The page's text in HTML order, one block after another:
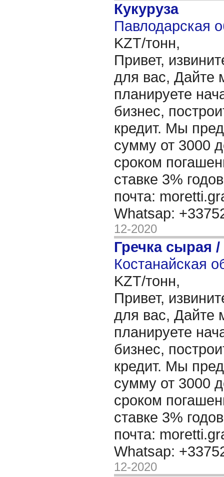
Кукуруза
Павлодарская
KZT/тонн,
Привет,
для вас, Дайте
планируете
бизнес,
кредит. Мы
сумму от 3000
сроком
ставке 3%
почта:
Whatsap:
12-2020
Гречка сырая /
Костанайская
KZT/тонн,
Привет,
для вас, Дайте
планируете
бизнес,
кредит. Мы
сумму от 3000
сроком
ставке 3%
почта:
Whatsap:
12-2020